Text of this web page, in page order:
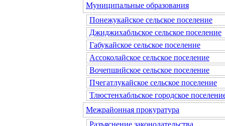
Муниципальные образования
Понежукайское сельское поселение
Джиджихабльское сельское поселение
Габукайское сельское поселение
Ассоколайское сельское поселение
Вочепшийское сельское поселение
Пчегатлукайское сельское поселение
Тлюстенхабльское городское
Межрайонная прокуратура
Разъяснение законодательства